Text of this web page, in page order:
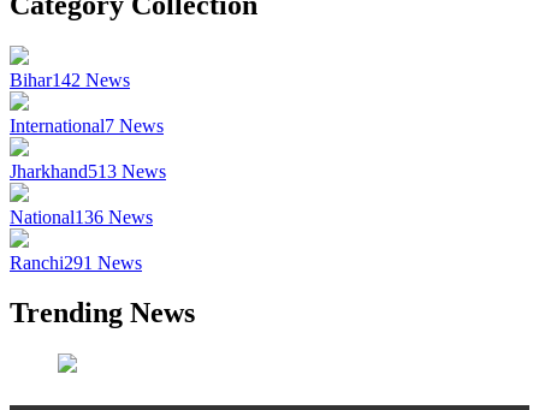
Bihar142 News
International7 News
Jharkhand513 News
National136 News
Ranchi291 News
Trending News